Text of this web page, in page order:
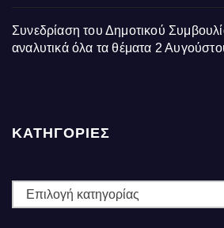
Συνεδρίαση του Δημοτικού
αναλυτικά όλα τα θέματα 2
ΚΑΤΗΓΟΡΙΕΣ
ΚΑΤΗΓΟΡΙΕΣ